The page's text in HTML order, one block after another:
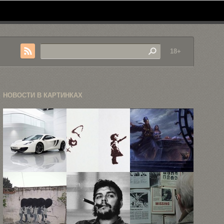
18+
НОВОСТИ В КАРТИНКАХ
McLaren MP4
покрасовался
перед
камерами
22 примера
красивых
рисунков из
...
Разноплановый
креатив от
Erwin Madrid